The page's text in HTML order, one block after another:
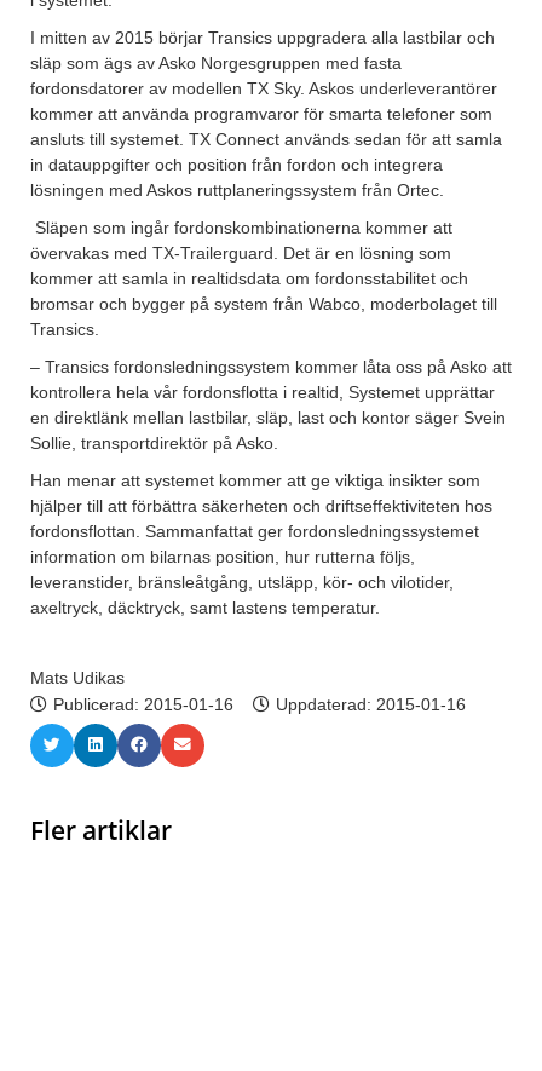
I mitten av 2015 börjar Transics uppgradera alla lastbilar och
släp som ägs av Asko Norgesgruppen med fasta
fordonsdatorer av modellen TX Sky. Askos underleverantörer
kommer att använda programvaror för smarta telefoner som
ansluts till systemet. TX Connect används sedan för att samla
in datauppgifter och position från fordon och integrera
lösningen med Askos ruttplaneringssystem från Ortec.
Släpen som ingår fordonskombinationerna kommer att
övervakas med TX-Trailerguard. Det är en lösning som
kommer att samla in realtidsdata om fordonsstabilitet och
bromsar och bygger på system från Wabco, moderbolaget till
Transics.
– Transics fordonsledningssystem kommer låta oss på Asko att
kontrollera hela vår fordonsflotta i realtid, Systemet upprättar
en direktlänk mellan lastbilar, släp, last och kontor säger Svein
Sollie, transportdirektör på Asko.
Han menar att systemet kommer att ge viktiga insikter som
hjälper till att förbättra säkerheten och driftseffektiviteten hos
fordonsflottan. Sammanfattat ger fordonsledningssystemet
information om bilarnas position, hur rutterna följs,
leveranstider, bränsleåtgång, utsläpp, kör- och vilotider,
axeltryck, däcktryck, samt lastens temperatur.
Mats Udikas
Publicerad: 2015-01-16 Uppdaterad: 2015-01-16
Fler artiklar